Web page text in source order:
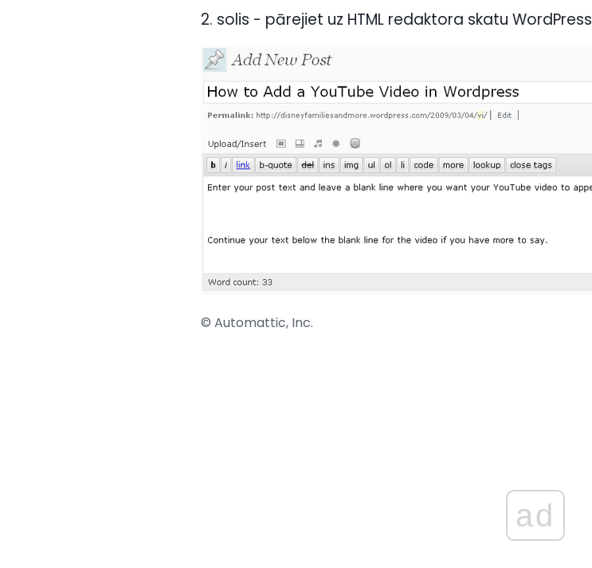
2. solis - pārejiet uz HTML redaktora skatu WordPress
© Automattic, Inc.
ad